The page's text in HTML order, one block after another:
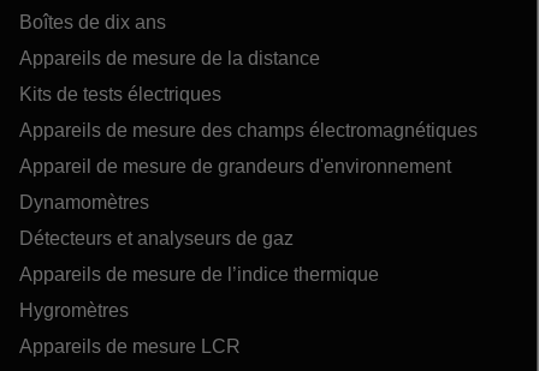
Boîtes de dix ans
Appareils de mesure de la distance
Kits de tests électriques
Appareils de mesure des champs électromagnétiques
Appareil de mesure de grandeurs d'environnement
Dynamomètres
Détecteurs et analyseurs de gaz
Appareils de mesure de l’indice thermique
Hygromètres
Appareils de mesure LCR